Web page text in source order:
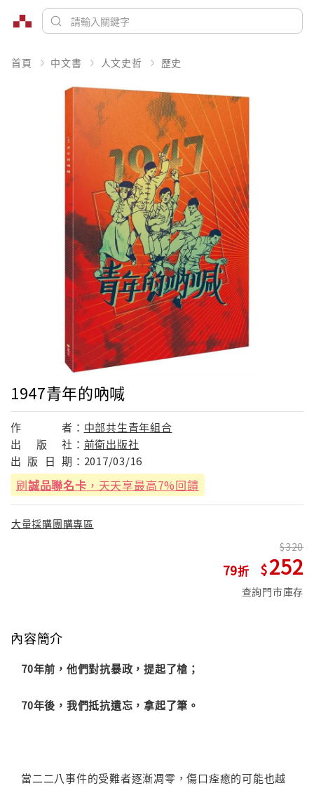
首頁 中文書 人文史哲 歷史
1947青年的吶喊
作 者： 中部共生青年組合
出
版 社： 前衛出版社
出 版 日 期： 2017/03/16
刷誠品聯名卡 ，天天享最高7%回饋
大量採購團購專區
79
320
252
查詢門市庫存
內容簡介
70年前，他們對抗暴政，提起了槍；
70年後，我們抵抗遺忘，拿起了筆。
當二二八事件的受難者逐漸凋零，傷口痊癒的可能也越